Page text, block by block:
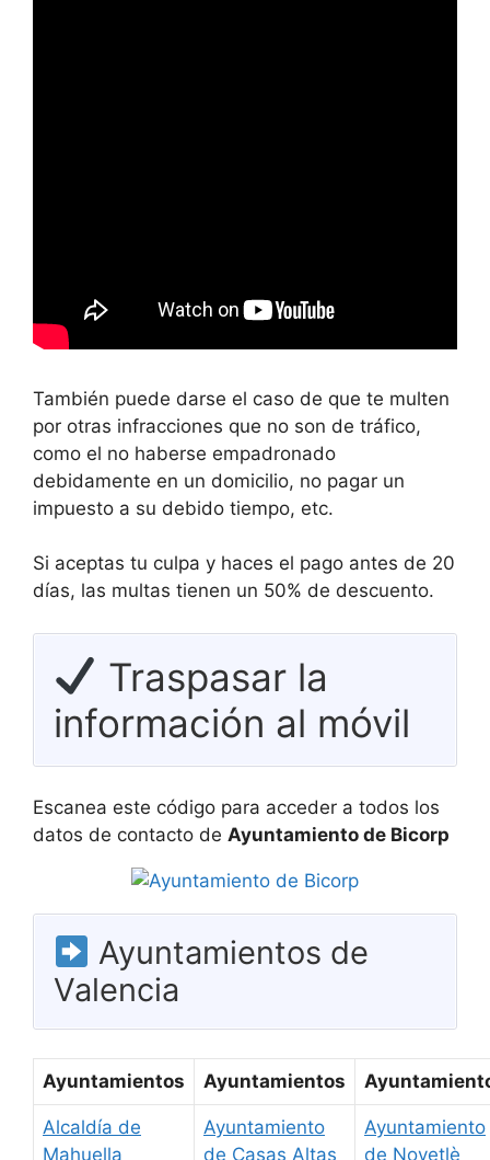
También puede darse el caso de que te multen
por otras infracciones que no son de tráfico,
como el no haberse empadronado
debidamente en un domicilio, no pagar un
impuesto a su debido tiempo, etc.
Si aceptas tu culpa y haces el pago antes de 20
días, las multas tienen un 50% de descuento.
Traspasar la
información al móvil
Escanea este código para acceder a todos los
datos de contacto de Ayuntamiento de Bicorp
Ayuntamientos de
Valencia
Ayuntamientos Ayuntamientos
Alcaldía de
Mahuella
Ayuntamiento
de Casas Altas
Ayuntamiento
de Novetlè